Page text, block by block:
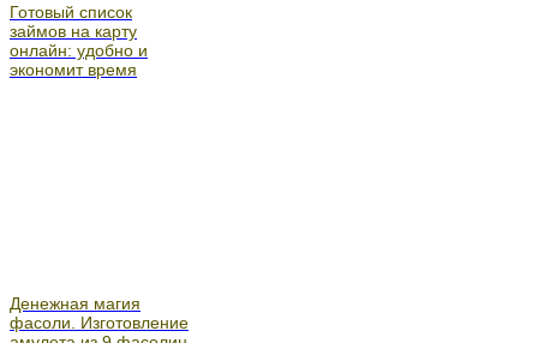
Готовый список
займов на карту
онлайн: удобно и
экономит время
Денежная магия
фасоли. Изготовление